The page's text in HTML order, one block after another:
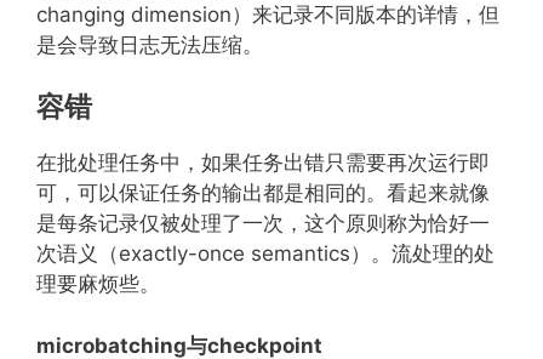
changing dimension）来记录不同版本的详情，但
是会导致日志无法压缩。
容错
在批处理任务中，如果任务出错只需要再次运行即
可，可以保证任务的输出都是相同的。看起来就像
是每条记录仅被处理了一次，这个原则称为恰好一
次语义（exactly-once semantics）。流处理的处
理要麻烦些。
microbatching与checkpoint